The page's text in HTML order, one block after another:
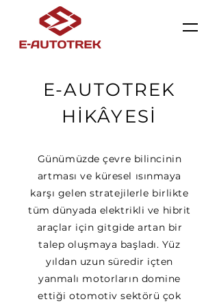
E-AUTOTREK
HİKÂYESİ
Günümüzde çevre bilincinin
artması ve küresel ısınmaya
karşı gelen stratejilerle birlikte
tüm dünyada elektrikli ve hibrit
araçlar için gitgide artan bir
talep oluşmaya başladı. Yüz
yıldan uzun süredir içten
yanmalı motorların domine
ettiği otomotiv sektörü çok